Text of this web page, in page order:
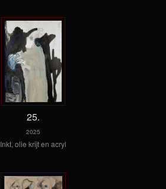
25.
2025
Inkt, olie krijt en acryl